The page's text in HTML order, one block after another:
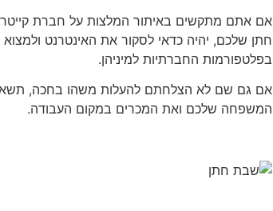
אם אתם מתקשים באיתור המלצות על חברת
חתן שלכם, יהיה כדאי לסקור את האינטרנט
בפלטפורמות החברתיות למיניהן.
אם גם שם לא הצלחתם להעלות משהו בחכה,
המשפחה שלכם ואת המכרים במקום העבודה.